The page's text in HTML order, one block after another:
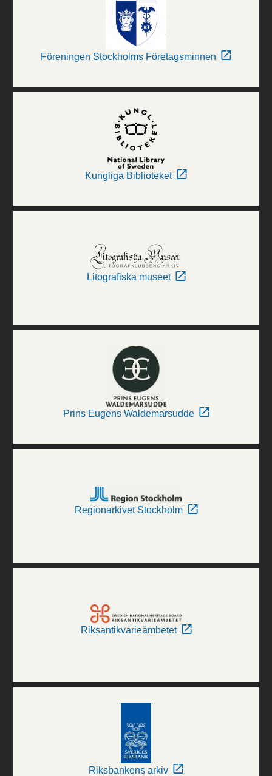
Föreningen Stockholms Företagsminnen
Kungliga Biblioteket
Litografiska museet
Prins Eugens Waldemarsudde
Regionarkivet Stockholm
Riksantikvarieämbetet
Riksbankens arkiv